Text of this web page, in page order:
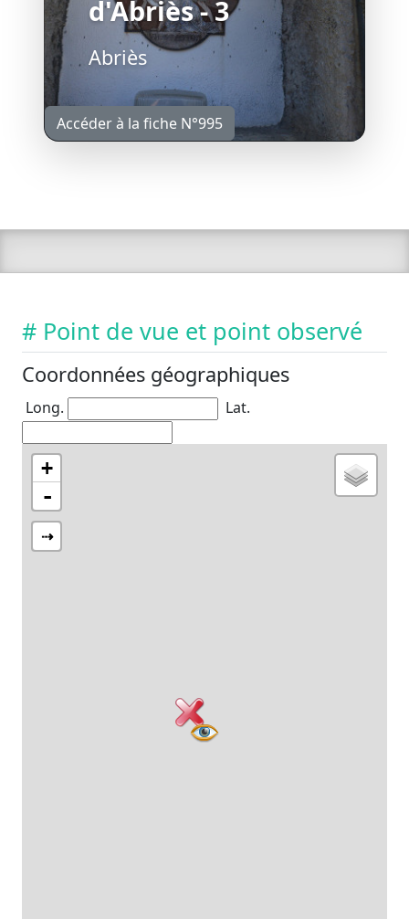
d'Abriès - 3
Abriès
Accéder à la fiche N°995
# Point de vue et point observé
Coordonnées géographiques
Long. Lat.
+
-
⇢